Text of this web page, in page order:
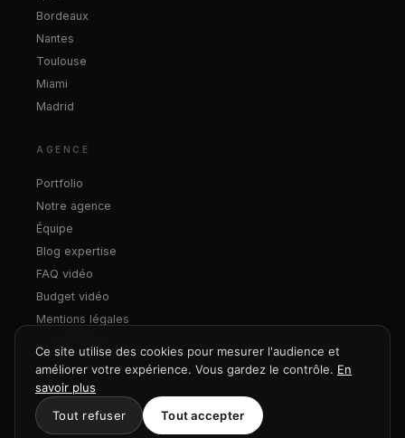
Bordeaux
Nantes
Toulouse
Miami
Madrid
AGENCE
Portfolio
Notre agence
Équipe
Blog expertise
FAQ vidéo
Budget vidéo
Mentions légales
© 2026 FLF Corporate · Studio FLF SASU
Ce site utilise des cookies pour mesurer l'audience et
améliorer votre expérience. Vous gardez le contrôle. En
savoir plus
Tout refuser
Tout accepter